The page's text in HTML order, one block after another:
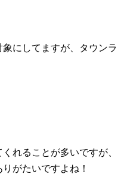
にしてますが、タウンラ
れることが多いですが、
がたいですよね！